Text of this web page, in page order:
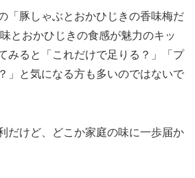
「豚しゃぶとおかひじきの香味梅だ
とおかひじきの食感が魅力のキッ
みると「これだけで足りる？」「プ
」と気になる方も多いのではないで
だけど、どこか家庭の味に一歩届か